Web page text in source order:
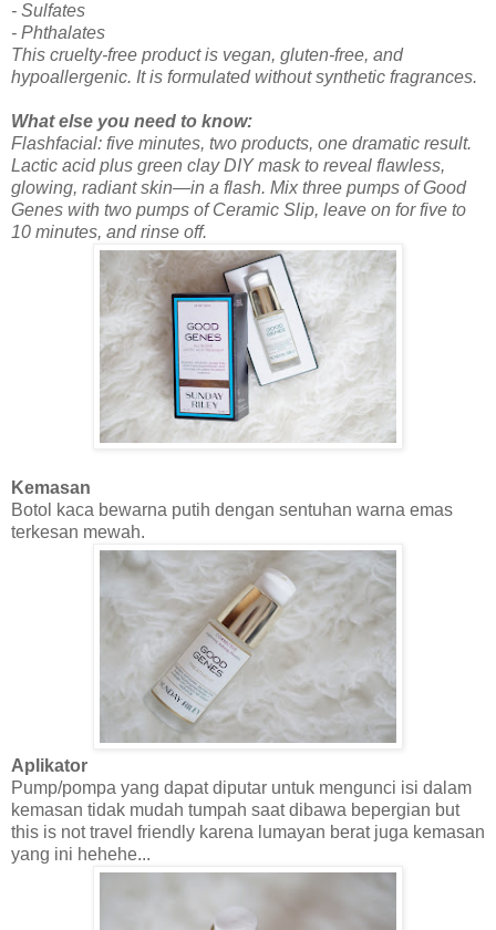
- Sulfates
- Phthalates
This cruelty-free product is vegan, gluten-free, and
hypoallergenic. It is formulated without synthetic fragrances.
What else you need to know:
Flashfacial: five minutes, two products, one dramatic result.
Lactic acid plus green clay DIY mask to reveal flawless,
glowing, radiant skin—in a flash. Mix three pumps of Good
Genes with two pumps of Ceramic Slip, leave on for five to
10 minutes, and rinse off.
Kemasan
Botol kaca bewarna putih dengan sentuhan warna emas
terkesan mewah.
Aplikator
Pump/pompa yang dapat diputar untuk mengunci isi dalam
kemasan tidak mudah tumpah saat dibawa bepergian but
this is not travel friendly karena lumayan berat juga kemasan
yang ini hehehe...